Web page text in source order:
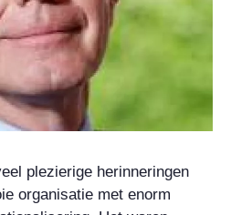
plezierige herinneringen
organisatie met enorm